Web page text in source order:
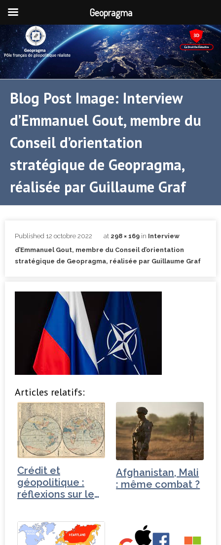
Blog Post Image: Interview
d’Emmanuel Gout, membre du
Conseil d’orientation
stratégique de Geopragma,
réalisée par Guillaume Graf
Published 12 octobre 2022 at 298 × 169 in Interview
d’Emmanuel Gout, membre du Conseil d’orientation
stratégique de Geopragma, réalisée par Guillaume Graf
Articles relatifs:
Crédit et
géopolitique :
réflexions sur le
Afghanistan, Mali
: même combat ?
Geopragma